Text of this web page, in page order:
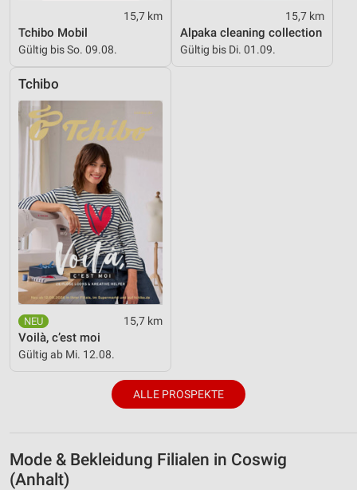
15,7 km
Tchibo Mobil
Gültig bis So. 09.08.
15,7 km
Alpaka cleaning collection
Gültig bis Di. 01.09.
Tchibo
15,7 km
Voilà, c’est moi
Gültig ab Mi. 12.08.
ALLE PROSPEKTE
Mode & Bekleidung Filialen in Coswig
(Anhalt)